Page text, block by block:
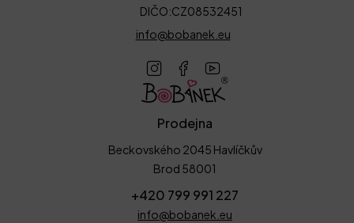
Prodejna
Beckovského 2045 Havlíčkův
Brod 58001
+420 799 991 227
info@bobanek.eu
DIČO:CZ08532451
info@bobanek.eu